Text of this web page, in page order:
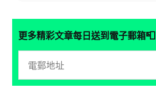
更多精彩文章每日送到電子郵箱📮